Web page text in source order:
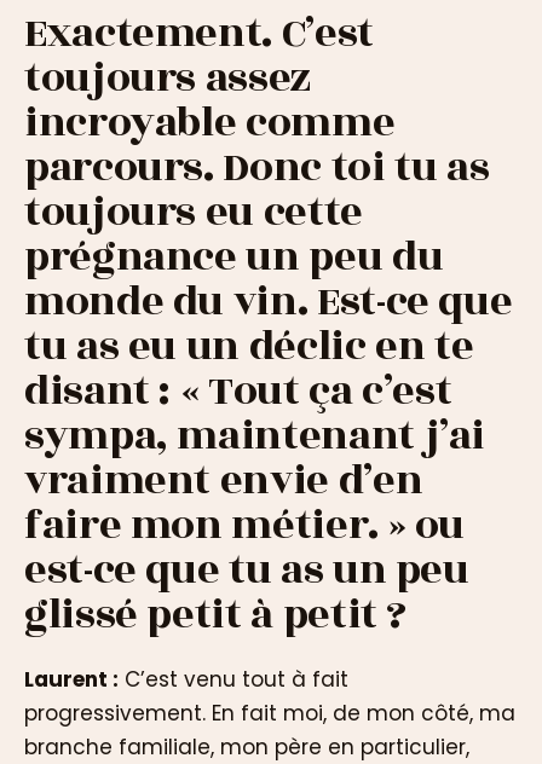
Exactement. C’est
toujours assez
incroyable comme
parcours. Donc toi tu as
toujours eu cette
prégnance un peu du
monde du vin. Est-ce que
tu as eu un déclic en te
disant : « Tout ça c’est
sympa, maintenant j’ai
vraiment envie d’en
faire mon métier. » ou
est-ce que tu as un peu
glissé petit à petit ?
Laurent : C’est venu tout à fait
progressivement. En fait moi, de mon côté, ma
branche familiale, mon père en particulier,